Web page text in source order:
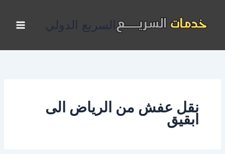
المحتوى
السريع الدولي
نقل عفش من الرياض الى
ابقيق